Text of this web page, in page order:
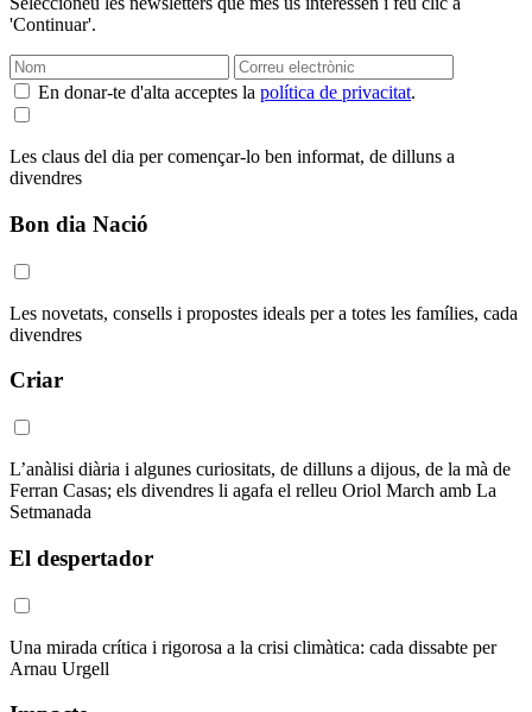
'Continuar'.
En donar-te d'alta acceptes la política de privacitat.
Les claus del dia per començar-lo ben informat, de dilluns a
divendres
Bon dia Nació
Les novetats, consells i propostes ideals per a totes les famílies, cada
divendres
Criar
L’anàlisi diària i algunes curiositats, de dilluns a dijous, de la mà de
Ferran Casas; els divendres li agafa el relleu Oriol March amb La
Setmanada
El despertador
Una mirada crítica i rigorosa a la crisi climàtica: cada dissabte per
Arnau Urgell